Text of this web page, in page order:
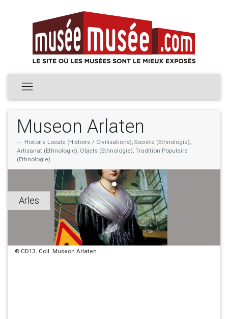
Museon Arlaten
Histoire Locale (Histoire / Civilisations), Société (Ethnologie),
Artisanat (Ethnologie), Objets (Ethnologie), Tradition Populaire
(Ethnologie)
Arles
© CD13. Coll. Museon Arlaten